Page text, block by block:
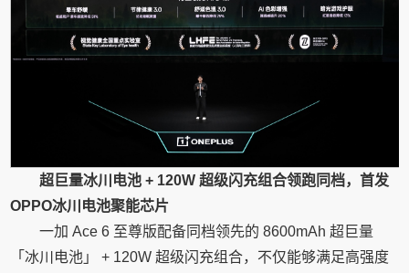
超巨量冰川电池 + 120W 超级闪充组合领跑同档，首发
OPPO冰川电池聚能芯片
一加 Ace 6 至尊版配备同档领先的 8600mAh 超巨量
「冰川电池」 + 120W 超级闪充组合，不仅能够满足高强度